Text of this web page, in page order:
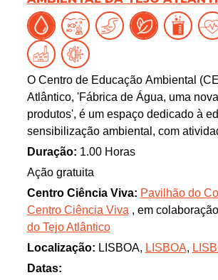
Lisboa (zona oriental) e de Loures,
ao estuário do Tejo em condições
seguras. Porque a Água também se
O Centro de Educação Ambiental
Atlântico, 'Fábrica de Água, uma
produtos', é um espaço dedicado à
sensibilização ambiental, com
participativas focadas no valor da
diferentes dimensões,
eficiente.
Neste centro, a inovação tecnológica
principal para a aprendizagem e
ações lúdico-pedagógicas de grande
dos visitantes com o ciclo da água e
ambientais. O espaço permite que os
Duração: 1.00 Horas
Ação gratuita
Centro Ciência Viva: Pavilhão do
Centro Ciência Viva, em
do Tejo Atlântico
Localização: LISBOA, LISBOA,
Datas: